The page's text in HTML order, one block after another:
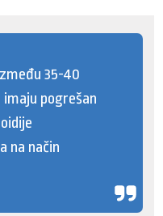
35-40
pogrešan
na način